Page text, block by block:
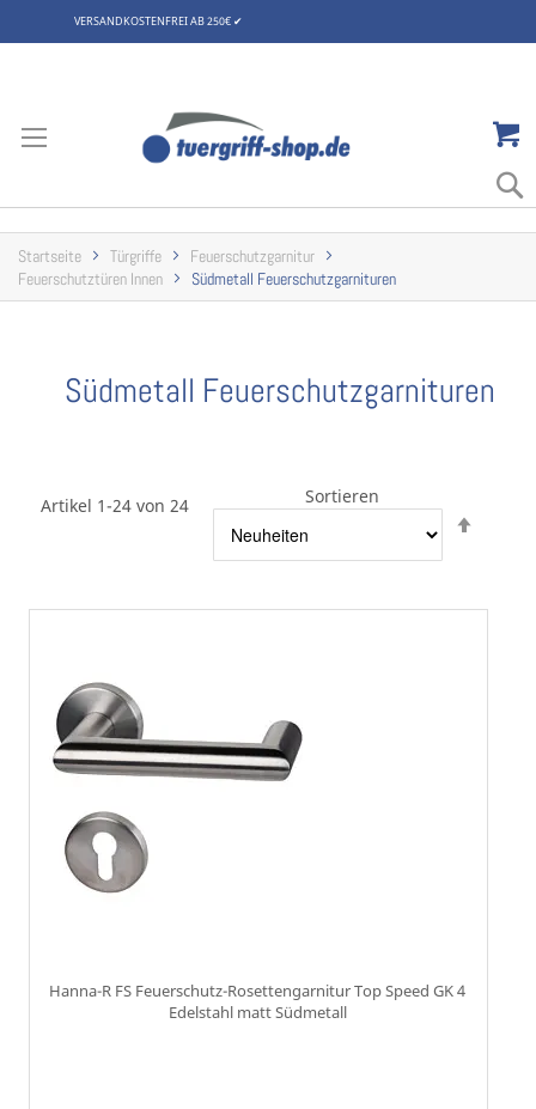
VERSANDKOSTENFREI AB 250€ ✔
springen
Startseite Türgriffe
Feuerschutzgarnitur
Feuerschutztüren Innen
Südmetall Feuerschutzgarnituren
Südmetall Feuerschutzgarnituren
Artikel 1-24 von 24
Sortieren
Hanna-R FS Feuerschutz-Rosettengarnitur Top Speed GK 4
Edelstahl matt Südmetall